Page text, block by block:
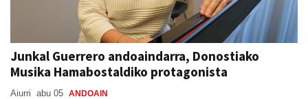
Junkal Guerrero andoaindarra, Donostiako
Musika Hamabostaldiko protagonista
Aiurri abu 05 ANDOAIN